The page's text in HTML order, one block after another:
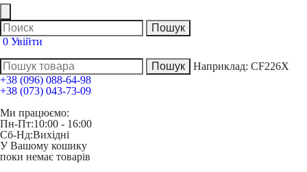
0 Увійти
Наприклад: CF226X
+38 (096) 088-64-98
+38 (073) 043-73-09
Ми працюємо:
Пн-Пт:10:00 - 16:00
Сб-Нд:Вихідні
У Вашому кошику
поки немає товарів